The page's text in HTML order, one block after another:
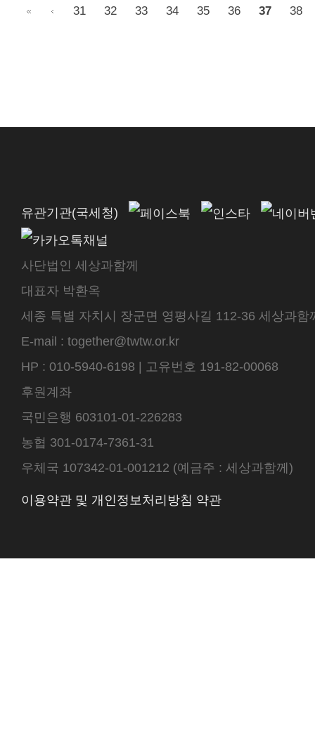
31 32 33 34 35 36 37 38
유관기관(국세청)
사단법인 세상과함께
대표자 박환옥
세종 특별 자치시 장군면 영평사길 112-36 세상과
E-mail : together@twtw.or.kr
HP : 010-5940-6198 | 고유번호 191-82-00068
후원계좌
국민은행 603101-01-226283
농협 301-0174-7361-31
우체국 107342-01-001212 (예금주 : 세상과함께)
이용약관 및 개인정보처리방침 약관